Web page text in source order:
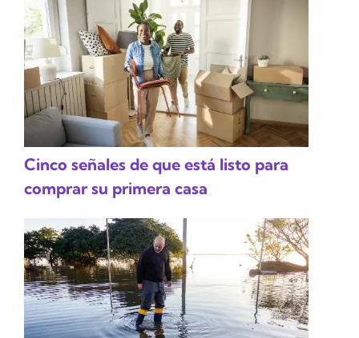
Cinco señales de que está listo para
comprar su primera casa